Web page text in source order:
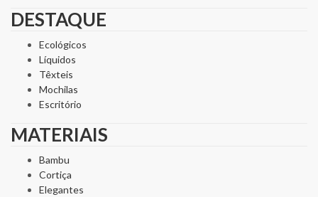
DESTAQUE
Ecológicos
Líquidos
Têxteis
Mochilas
Escritório
MATERIAIS
Bambu
Cortiça
Elegantes